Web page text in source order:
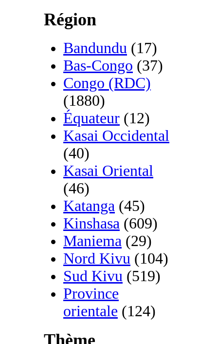
Région
Bandundu (17)
Bas-Congo (37)
Congo (RDC)
(1880)
Équateur (12)
Kasai Occidental
(40)
Kasai Oriental
(46)
Katanga (45)
Kinshasa (609)
Maniema (29)
Nord Kivu (104)
Sud Kivu (519)
Province
orientale (124)